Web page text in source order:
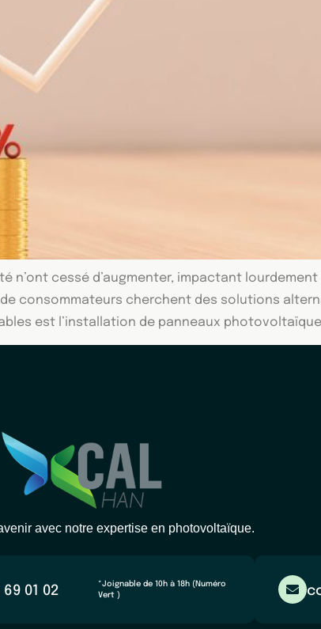
n’ont cessé d’augmenter, impactant
consommateurs cherchent des solutions
est l’installation de panneaux
avec notre expertise en photovoltaïque.
69 01 02
*Joignable de 10h à 18h (Numéro
Vert )